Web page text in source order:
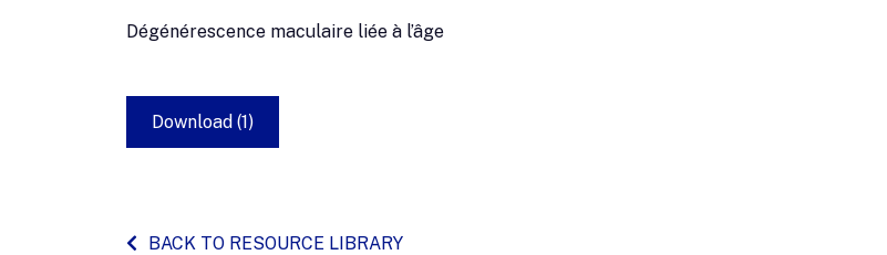
Dégénérescence maculaire liée à l’âge
Download (1)
BACK TO RESOURCE LIBRARY